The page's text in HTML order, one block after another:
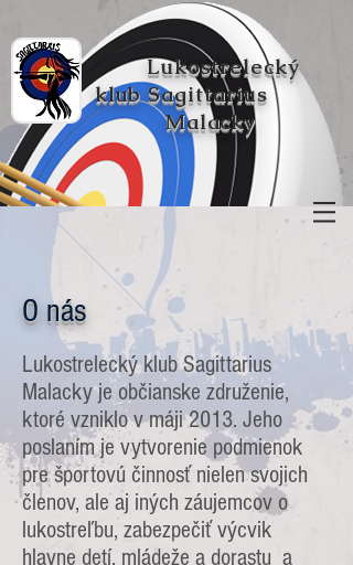
Lukostrelecký
klubSagittarius
Malacky
O nás
Lukostrelecký klub Sagittarius
Malacky je občianske združenie,
ktoré vzniklo v máji 2013. Jeho
poslaním je vytvorenie podmienok
pre športovú činnosť nielen svojich
členov, ale aj iných záujemcov o
lukostreľbu, zabezpečiť výcvik
hlavne detí, mládeže a dorastu a